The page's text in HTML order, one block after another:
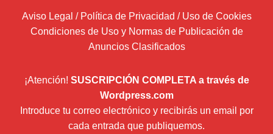
Aviso Legal / Política de Privacidad / Uso de Cookies
Condiciones de Uso y Normas de Publicación de
Anuncios Clasificados
¡Atención! SUSCRIPCIÓN COMPLETA a través de
Wordpress.com
Introduce tu correo electrónico y recibirás un email por
cada entrada que publiquemos.